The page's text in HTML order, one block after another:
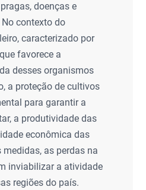
doenças e
contexto do
caracterizado por
favorece a
desses organismos
a proteção de cultivos
para garantir a
a produtividade das
econômica das
as perdas na
inviabilizar a atividade
regiões do país.